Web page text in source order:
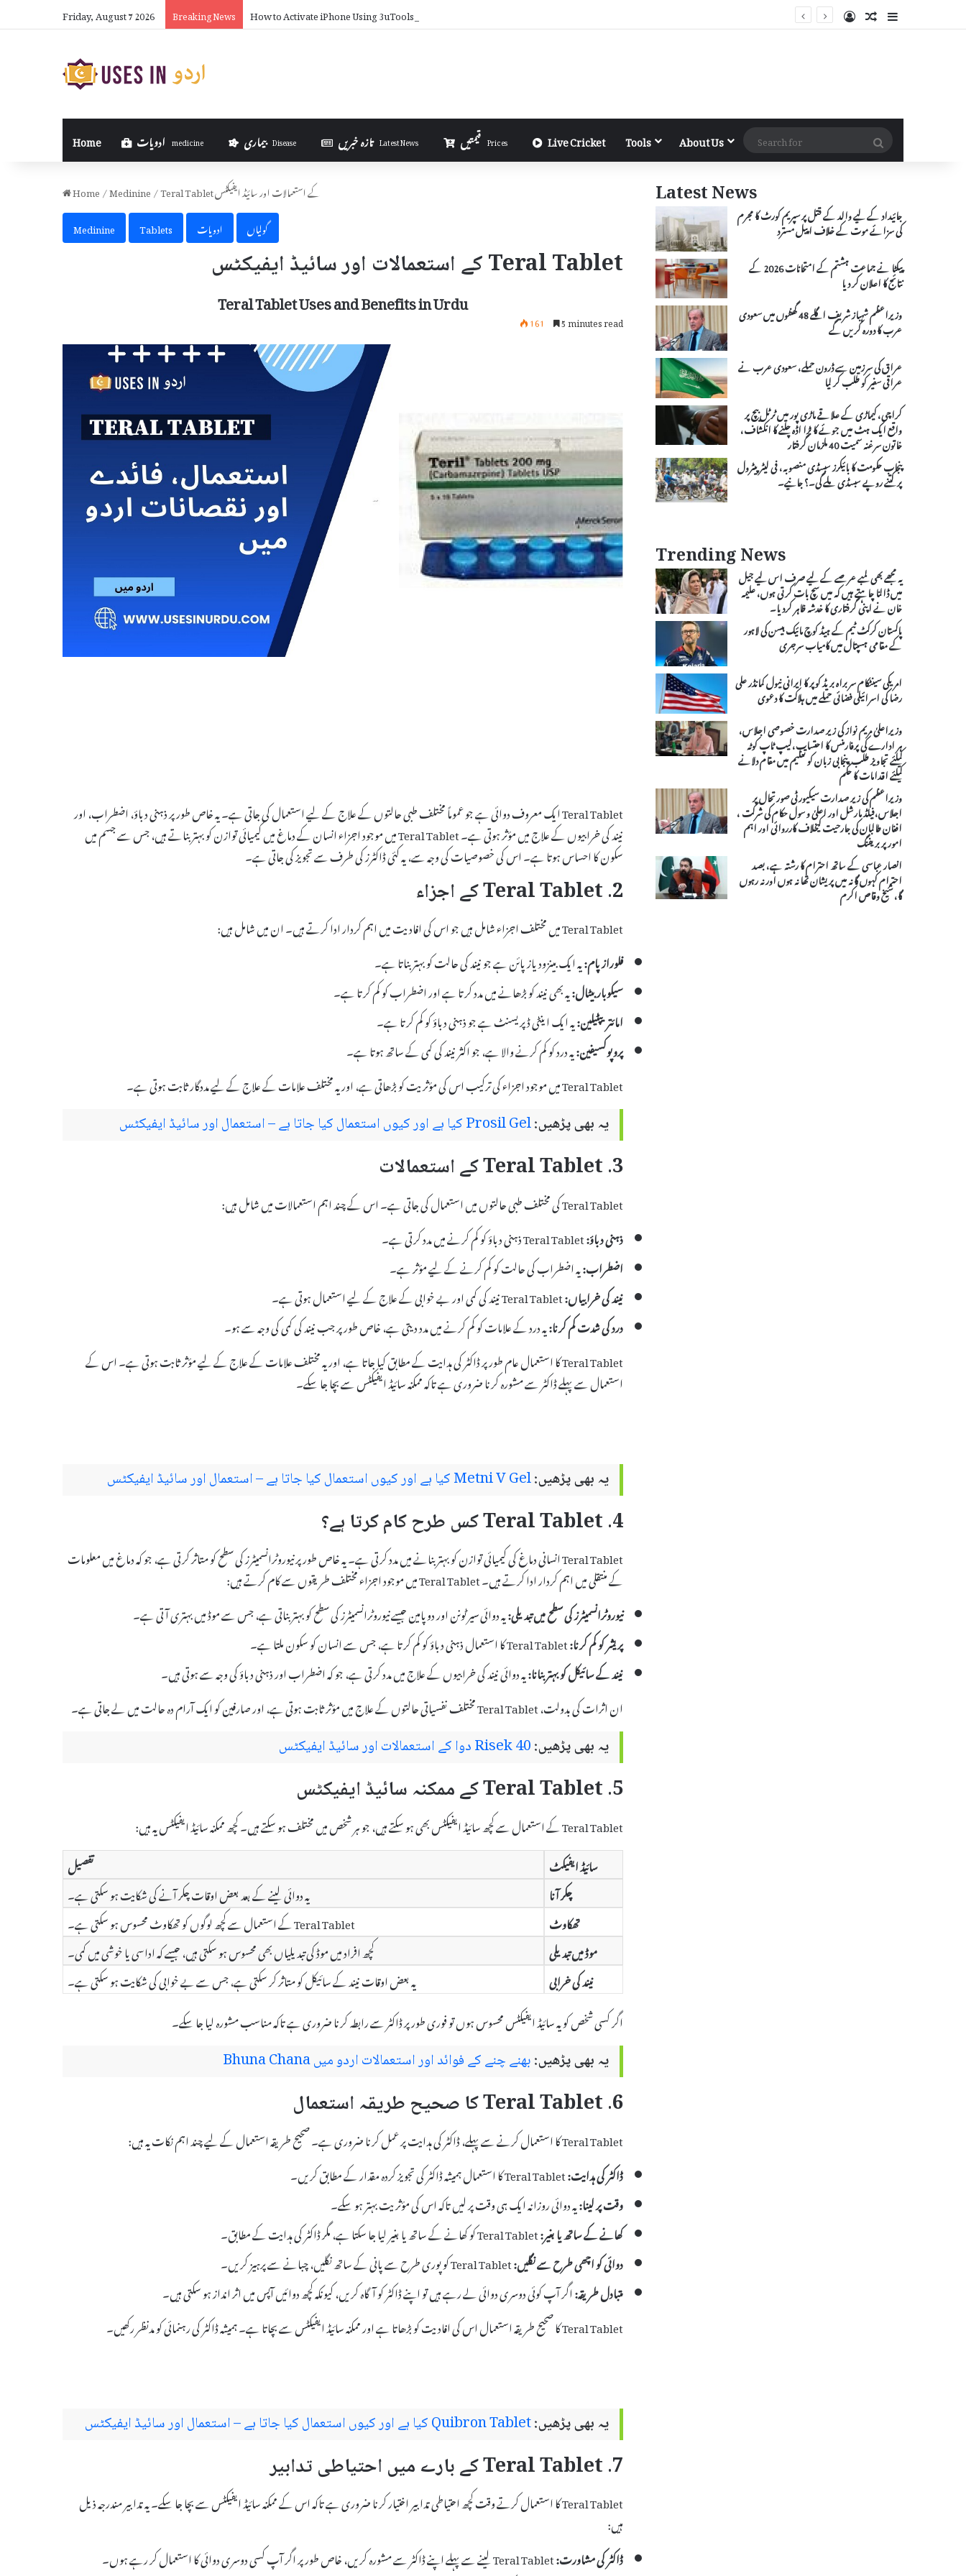
Friday, August 7 2026 Breaking News How to Activate iPhone Using 3uTools in Urdu Log InRandom Article
Sidebar
Home medicine بیماری Disease تازہ خبریں Latest News Prices Live Cricket Tools About Us
Search
for
Home/Medinine/
Teral Tablet کے استعمالات اور سائیڈ ایفیکٹس
Medinine
Tablets ادویات گولیاں
Teral Tablet کے استعمالات اور سائیڈ ایفیکٹس
Teral Tablet Uses and Benefits in Urdu
161 5 minutes read
Teral Tablet ایک معروف دوائی ہے جو عموماً مختلف طبی حالتوں کے علاج کے لیے استعمال کی جاتی ہے۔ یہ خاص طور پر ذہنی دباؤ، اضطراب، اور
نیند کی خرابیوں کے علاج میں مؤثر ہوتی ہے۔ Teral Tablet میں موجود اجزاء انسان کے دماغ میں کیمیائی توازن کو بہتر بناتے ہیں، جس سے جسم میں
سکون کا احساس ہوتا ہے۔ اس کی خصوصیات کی وجہ سے، یہ کئی ڈاکٹرز کی طرف سے تجویز کی جاتی ہے۔
2. Teral Tablet کے اجزاء
Teral Tablet میں مختلف اجزاء شامل ہیں جو اس کی افادیت میں اہم کردار ادا کرتے ہیں۔ ان میں شامل ہیں:
فلورازپام:یہ ایک بینزودیازپائن ہے جو نیند کی حالت کو بہتر بناتا ہے۔
سیکوباربیٹال:یہ بھی نیند کو بڑھانے میں مدد کرتا ہے اور اضطراب کو کم کرتا ہے۔
امائتریپٹیلین:یہ ایک اینٹی ڈپریسنٹ ہے جو ذہنی دباؤ کو کم کرتا ہے۔
پروپوکسیفین:یہ درد کو کم کرنے والا ہے، جو اکثر نیند کی کمی کے ساتھ ہوتا ہے۔
Teral Tablet میں موجود اجزاء کی ترکیب اس کی مؤثریت کو بڑھاتی ہے، اور یہ مختلف علامات کے علاج کے لیے مددگار ثابت ہوتی ہے۔
یہ بھی پڑھیں:Prosil Gel کیا ہے اور کیوں استعمال کیا جاتا ہے – استعمال اور سائیڈ ایفیکٹس
3. Teral Tablet کے استعمالات
Teral Tablet کی مختلف طبی حالتوں میں استعمال کی جاتی ہے۔ اس کے چند اہم استعمالات میں شامل ہیں:
ذہنی دباؤ:
اضطراب:یہ اضطراب کی حالت کو کم کرنے کے لیے مؤثر ہے۔
نیند کی خرابیاں:
درد کی شدت کم کرنا:یہ درد کے علامات کو کم کرنے میں مدد دیتی ہے، خاص طور پر جب نیند کی کمی کی وجہ سے ہو۔
Teral Tablet کا استعمال عام طور پر ڈاکٹر کی ہدایت کے مطابق کیا جاتا ہے، اور یہ مختلف علامات کے علاج کے لیے مؤثر ثابت ہوتی ہے۔ اس کے
استعمال سے پہلے ڈاکٹر سے مشورہ کرنا ضروری ہے تاکہ ممکنہ سائیڈ ایفیکٹس سے بچا جا سکے۔
یہ بھی پڑھیں:Metni V Gel کیا ہے اور کیوں استعمال کیا جاتا ہے – استعمال اور سائیڈ ایفیکٹس
4. Teral Tablet کس طرح کام کرتا ہے؟
Teral Tablet انسانی دماغ کی کیمیائی توازن کو بہتر بنانے میں مدد کرتی ہے۔ یہ خاص طور پر نیوروٹرانسمیٹرز کی سطح کو متاثر کرتی ہے، جو کہ دماغ میں معلومات
کے منتقلی میں اہم کردار ادا کرتے ہیں۔ Teral Tablet میں موجود اجزاء مختلف طریقوں سے کام کرتے ہیں:
نیوروٹرانسمیٹرز کی سطح میں تبدیلی:یہ دوائی سیرٹونن اور دوپامین جیسے نیوروٹرانسمیٹرز کی سطح کو بہتر بناتی ہے، جس سے موڈ میں بہتری آتی ہے۔
پریشر کو کم کرنا:
نیند کے سائیکل کو بہتر بنانا:یہ دوائی نیند کی خرابیوں کے علاج میں مدد کرتی ہے، جو کہ اضطراب اور ذہنی دباؤ کی وجہ سے ہوتی ہیں۔
ان اثرات کی بدولت، Teral Tablet مختلف نفسیاتی حالتوں کے علاج میں مؤثر ثابت ہوتی ہے، اور صارفین کو ایک آرام دہ حالت میں لے جاتی ہے۔
یہ بھی پڑھیں:Risek 40 دوا کے استعمالات اور سائیڈ ایفیکٹس
5. Teral Tablet کے ممکنہ سائیڈ ایفیکٹس
Teral Tablet کے استعمال سے کچھ سائیڈ ایفیکٹس بھی ہو سکتے ہیں، جو ہر شخص میں مختلف ہو سکتے ہیں۔ کچھ ممکنہ سائیڈ ایفیکٹس یہ ہیں:
سائیڈ ایفیکٹ
تفصیل
چکر آنا
یہ دوائی لینے کے بعد بعض اوقات چکر آنے کی شکایت ہو سکتی ہے۔
تھکاوٹ
Teral Tablet کے استعمال سے کچھ لوگوں کو تھکاوٹ محسوس ہو سکتی ہے۔
موڈ میں تبدیلی
کچھ افراد میں موڈ کی تبدیلیاں بھی محسوس ہو سکتی ہیں، جیسے کہ اداسی یا خوشی میں کمی۔
نیند کی خرابی
یہ بعض اوقات نیند کے سائیکل کو متاثر کر سکتی ہے، جس سے بے خوابی کی شکایت ہو سکتی ہے۔
اگر کسی شخص کو یہ سائیڈ ایفیکٹس محسوس ہوں تو فوری طور پر ڈاکٹر سے رابطہ کرنا ضروری ہے تاکہ مناسب مشورہ لیا جا سکے۔
یہ بھی پڑھیں:بھنے چنے کے فوائد اور استعمالات اردو میں Bhuna Chana
6. Teral Tablet کا صحیح طریقہ استعمال
Teral Tablet کا استعمال کرنے سے پہلے، ڈاکٹر کی ہدایت پر عمل کرنا ضروری ہے۔ صحیح طریقہ استعمال کے لیے چند اہم نکات یہ ہیں:
ڈاکٹر کی ہدایت:
وقت پر لینا:یہ دوائی روزانہ ایک ہی وقت پر لیں تاکہ اس کی مؤثریت بہتر ہو سکے۔
کھانے کے ساتھ یا بغیر:
دوائی کو اچھی طرح سے نگلیں:
متبادل طریقہ:اگر آپ کوئی دوسری دوائی لے رہے ہیں تو اپنے ڈاکٹر کو آگاہ کریں، کیونکہ کچھ دوائیں آپس میں اثر انداز ہو سکتی ہیں۔
Teral Tablet کا صحیح طریقہ استعمال اس کی افادیت کو بڑھاتا ہے اور ممکنہ سائیڈ ایفیکٹس سے بچاتا ہے۔ ہمیشہ ڈاکٹر کی رہنمائی کو مدنظر رکھیں۔
یہ بھی پڑھیں:Quibron Tablet کیا ہے اور کیوں استعمال کیا جاتا ہے – استعمال اور سائیڈ ایفیکٹس
7. Teral Tablet کے بارے میں احتیاطی تدابیر
Teral Tablet کا استعمال کرتے وقت کچھ احتیاطی تدابیر اختیار کرنا ضروری ہے تاکہ اس کے ممکنہ سائیڈ ایفیکٹس سے بچا جا سکے۔ یہ تدابیر مندرجہ ذیل
ہیں:
ڈاکٹر کی مشاورت:
Latest News
جائیداد کے لیے والد کے قتل پر سپریم کورٹ کا مجرم
کی سزائے موت کے خلاف اپیل مسترد
پیکٹا نے جماعت ہشتم کے امتحانات 2026 کے
نتائج کا اعلان کر دیا
وزیراعظم شہباز شریف اگلے 48 گھنٹوں میں سعودی
عرب کا دورہ کریں گے
عراق کی سرزمین سے ڈرون حملے، سعودی عرب نے
عراقی سفیر کو طلب کر لیا
کراچی، کیماڑی کے علاقے ماڑی پور میں ٹرٹل بیچ پر
واقع ایک ہٹ میں جوئے کا بڑا اڈہ چلنے کا انکشاف،
خاتون سرغنہ سمیت 40 ملزمان گرفتار
پنجاب حکومت کا بائیکرز سبسڈی منصوبہ، فی لیٹر پیٹرول
پر کتنے روپے سبسڈی ملے گی۔؟ جانیے۔
Trending News
یہ مجھے بھی لمبے عرصے کے لیے صرف اس لیے جیل
میں ڈالنا چاہتے ہیں کہ میں سچ بات کرتی ہوں، علیمہ
خان نے اپنی گرفتاری کا خدشہ ظاہر کردیا۔
پاکستان کرکٹ ٹیم کے ہیڈ کوچ مائیک ہیسن کی لاہور
کے مقامی ہسپتال میں کامیاب سرجری
امریکی سینٹکام سربراہ بریڈ کوپر کا ایرانی نیول کمانڈر علی
رضا کی اسرائیلی فضائی حملے میں ہلاکت کا دعوی
وزیراعلیٰ مریم نواز کی زیر صدارت خصوصی اجلاس،
ہر ادارے کی پرفارمنس کا احتساب،لیپ ٹاپ کوٹہ
کیلئے تجاویز طلب،پنجابی زبان کو تعلیم میں مقام دلانے
کیلئے اقدامات کا حکم
وزیراعظم کی زیر صدارت سیکیورٹی صورتحال پر
اجلاس،فیلڈ مارشل اور اعلیٰ و سول حکام کی شرکت ،
افغان طالبان کی جارحیت کیخلاف کارروائی اور اہم
امور پر بریفنگ
انصار عباسی کے ساتھ احترام کا رشتہ ہے، بصد
احترام کہوں گا نہ میں پریشان تھا نہ ہوں اور نہ رہوں
گا، شیخ وقاص اکرم